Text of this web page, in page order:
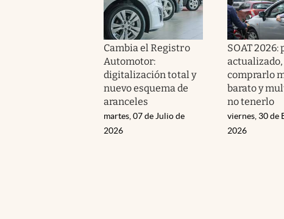
Cambia el Registro
Automotor:
digitalización total y
nuevo esquema de
aranceles
martes, 07 de Julio de
2026
SOAT 2026:
actualizado,
comprarlo
barato y
no tenerlo
viernes, 30 de
2026